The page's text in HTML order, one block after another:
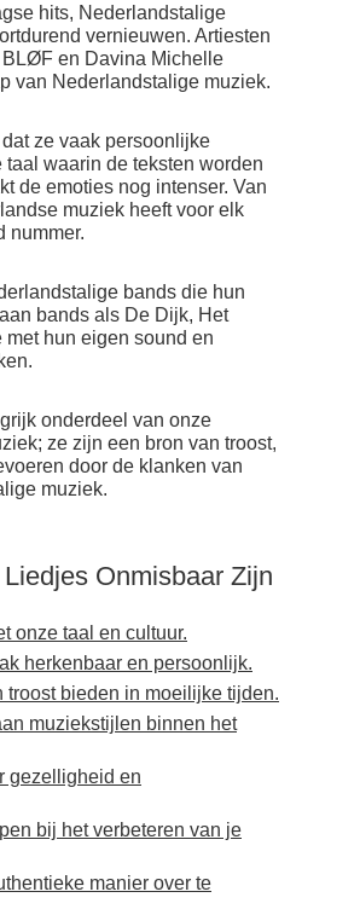
hits, Nederlandstalige
vernieuwen. Artiesten
en Davina Michelle
van Nederlandstalige muziek.
ze vaak persoonlijke
waarin de teksten worden
de emoties nog intenser. Van
muziek heeft voor elk
nummer.
bands die hun
bands als De Dijk, Het
hun eigen sound en
onderdeel van onze
ze zijn een bron van troost,
door de klanken van
muziek.
Onmisbaar Zijn
onze taal en cultuur.
herkenbaar en persoonlijk.
bieden in moeilijke tijden.
muziekstijlen binnen het
gezelligheid en
bij het verbeteren van je
manier over te